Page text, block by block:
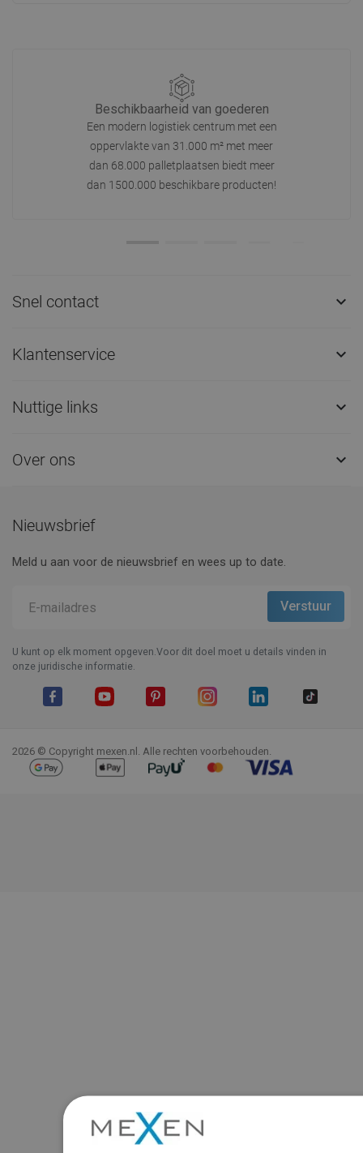
Beschikbaarheid van goederen
Een modern logistiek centrum met een
oppervlakte van 31.000 m² met meer
dan 68.000 palletplaatsen biedt meer
dan 1500.000 beschikbare producten!
Snel contact 
Klantenservice 
Nuttige links 
Over ons 
Nieuwsbrief
Meld u aan voor de nieuwsbrief en wees up to date.
U kunt op elk moment opgeven.Voor dit doel moet u details vinden in
onze juridische informatie.
2026 © Copyright mexen.nl. Alle rechten voorbehouden.